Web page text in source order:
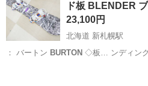
収500万円が目指せる...ド板 BLENDER
23,100円
北海道 新札幌駅
： バートン BURTON ◇板… ンディン